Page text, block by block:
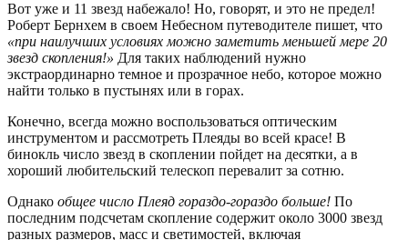
Вот уже и 11 звезд набежало! Но, говорят, и это не предел!
Роберт Бернхем в своем Небесном путеводителе пишет, что
«при наилучших условиях можно заметить меньшей мере 20
звезд скопления!» Для таких наблюдений нужно
экстраординарно темное и прозрачное небо, которое можно
найти только в пустынях или в горах.
Конечно, всегда можно воспользоваться оптическим
инструментом и рассмотреть Плеяды во всей красе! В
бинокль число звезд в скоплении пойдет на десятки, а в
хороший любительский телескоп перевалит за сотню.
Однако общее число Плеяд гораздо-гораздо больше! По
последним подсчетам скопление содержит около 3000 звезд
разных размеров, масс и светимостей, включая